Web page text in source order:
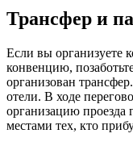
Трансфер и
Если вы организуете
конвенцию,
организован
отели. В ходе
организацию проезда
местами тех, кто